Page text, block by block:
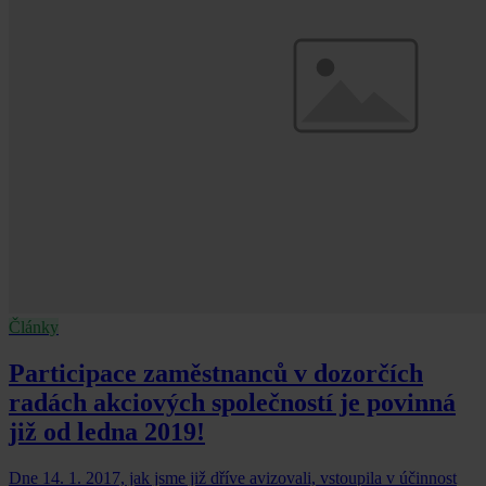
Články
Participace zaměstnanců v dozorčích
radách akciových společností je povinná
již od ledna 2019!
Dne 14. 1. 2017, jak jsme již dříve avizovali, vstoupila v účinnost